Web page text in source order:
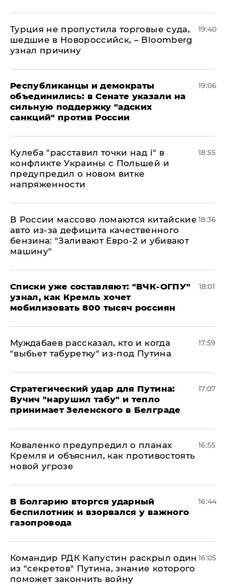
Турция не пропустила торговые суда,
шедшие в Новороссийск, – Bloomberg
узнал причину
19:40
Республиканцы и демократы
объединились: в Сенате указали на
сильную поддержку "адских
санкций" против России
19:06
Кулеба "расставил точки над і" в
конфликте Украины с Польшей и
предупредил о новом витке
напряженности
18:55
В России массово ломаются китайские
авто из-за дефицита качественного
бензина: "Заливают Евро-2 и убивают
машину"
18:36
Списки уже составляют: "ВЧК-ОГПУ"
узнал, как Кремль хочет
мобилизовать 800 тысяч россиян
18:01
Муждабаев рассказал, кто и когда
"выбьет табуретку" из-под Путина
17:59
Стратегический удар для Путина:
Вучич "нарушил табу" и тепло
принимает Зеленского в Белграде
17:07
Коваленко предупредил о планах
Кремля и объяснил, как противостоять
новой угрозе
16:55
В Болгарию вторгся ударный
беспилотник и взорвался у важного
газопровода
16:44
Командир РДК Капустин раскрыл один
из "секретов" Путина, знание которого
поможет закончить войну
16:05